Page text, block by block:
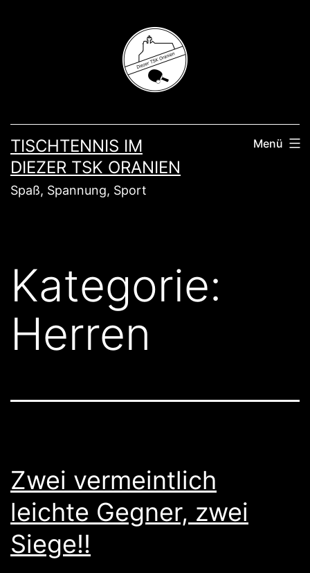
TISCHTENNIS IM
DIEZER TSK ORANIEN
Spaß, Spannung, Sport
Menü
Kategorie:
Herren
Zwei vermeintlich
leichte Gegner, zwei
Siege!!